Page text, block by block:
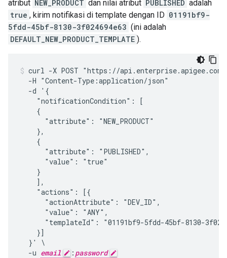
atribut NEW_PRODUCT dan nilai atribut PUBLISHED adalah
true , kirim notifikasi di template dengan ID 01191bf9-
5fdd-45bf-8130-3f024694e63 (ini adalah
DEFAULT_NEW_PRODUCT_TEMPLATE ).
curl -X POST "https://
  -H "Content-Type:application/json"
  -d '{
    "notificationCondition": [
    {
      "attribute": "NEW_PRODUCT"
    },
    {
      "attribute": "PUBLISHED",
      "value": "true"
    }
    ],
    "actions": [{
      "actionAttribute": "DEV_ID",
      "value": "ANY",
"templateId": "01191bf9-5fdd-45bf-8130-
    }]
  }' \
  -u
email : password